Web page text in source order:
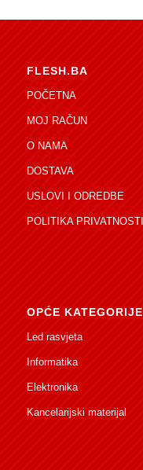
FLESH.BA
POČETNA
MOJ RAČUN
O NAMA
DOSTAVA
USLOVI I ODREDBE
POLITIKA PRIVATNOSTI
OPĆE KATEGORIJE
Led rasvjeta
Informatika
Elektronika
Kancelarijski materijal